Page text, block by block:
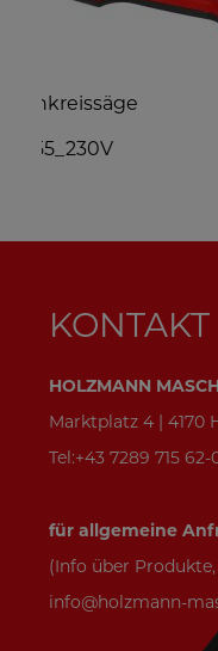
Absauganlage
ABS2480_230V
KONTAKT
HOLZMANN
Marktplatz 4 | 4170
Tel:+43 7289 715 62-
für allgemeine
(Info über
info@holzmann-